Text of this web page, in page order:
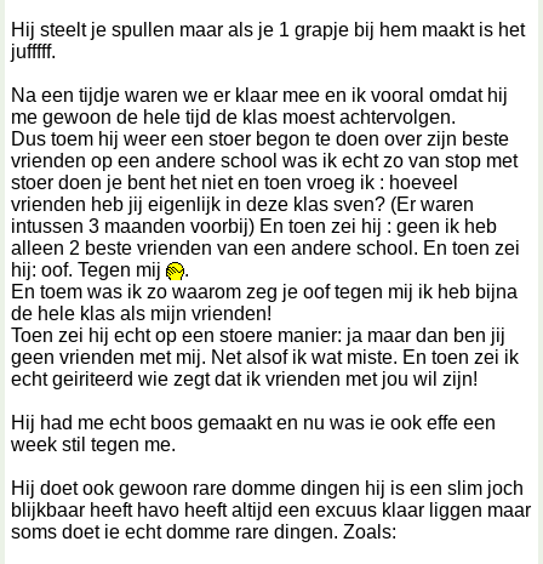
Hij steelt je spullen maar als je 1 grapje bij hem maakt is het
jufffff.
Na een tijdje waren we er klaar mee en ik vooral omdat hij
me gewoon de hele tijd de klas moest achtervolgen.
Dus toem hij weer een stoer begon te doen over zijn beste
vrienden op een andere school was ik echt zo van stop met
stoer doen je bent het niet en toen vroeg ik : hoeveel
vrienden heb jij eigenlijk in deze klas sven? (Er waren
intussen 3 maanden voorbij) En toen zei hij : geen ik heb
alleen 2 beste vrienden van een andere school. En toen zei
hij: oof. Tegen mij
.
En toem was ik zo waarom zeg je oof tegen mij ik heb bijna
de hele klas als mijn vrienden!
Toen zei hij echt op een stoere manier: ja maar dan ben jij
geen vrienden met mij. Net alsof ik wat miste. En toen zei ik
echt geiriteerd wie zegt dat ik vrienden met jou wil zijn!
Hij had me echt boos gemaakt en nu was ie ook effe een
week stil tegen me.
Hij doet ook gewoon rare domme dingen hij is een slim joch
blijkbaar heeft havo heeft altijd een excuus klaar liggen maar
soms doet ie echt domme rare dingen. Zoals: